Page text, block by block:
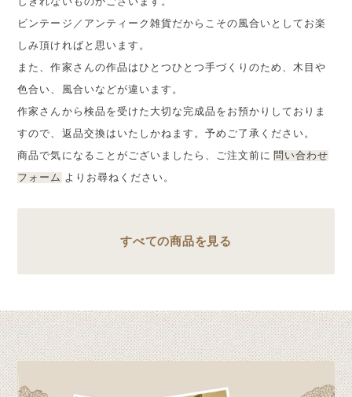
ビンテージ／アンティーク雑貨だからこその風合いとしてお楽
しみ頂ければと思います。
また、作家さんの作品はひとつひとつ手づくりのため、木目や
色合い、風合いなどが違います。
作家さんから検品を受けた大切な完成品をお預かりしておりま
すので、返品交換はいたしかねます。予めご了承ください。
商品で気になることがございましたら、ご注文前に 問い合わせ
フォーム よりお尋ねください。
すべての商品を見る